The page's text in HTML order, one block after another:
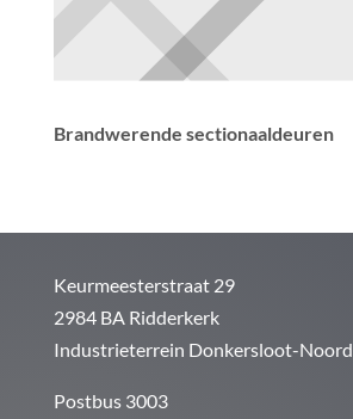
Brandwerende sectionaaldeuren
Keurmeesterstraat 29
2984 BA Ridderkerk
Industrieterrein Donkersloot-Noord
Postbus 3003